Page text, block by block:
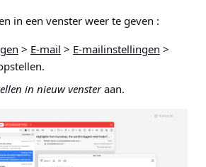
in een venster weer te geven :
> E-mail > E-mailinstellingen >
.
in nieuw vensteraan.